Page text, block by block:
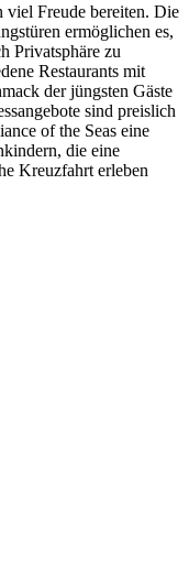
viel Freude bereiten. Die
ermöglichen es,
Privatsphäre zu
Restaurants mit
der jüngsten Gäste
sind preislich
of the Seas eine
die eine
Kreuzfahrt erleben